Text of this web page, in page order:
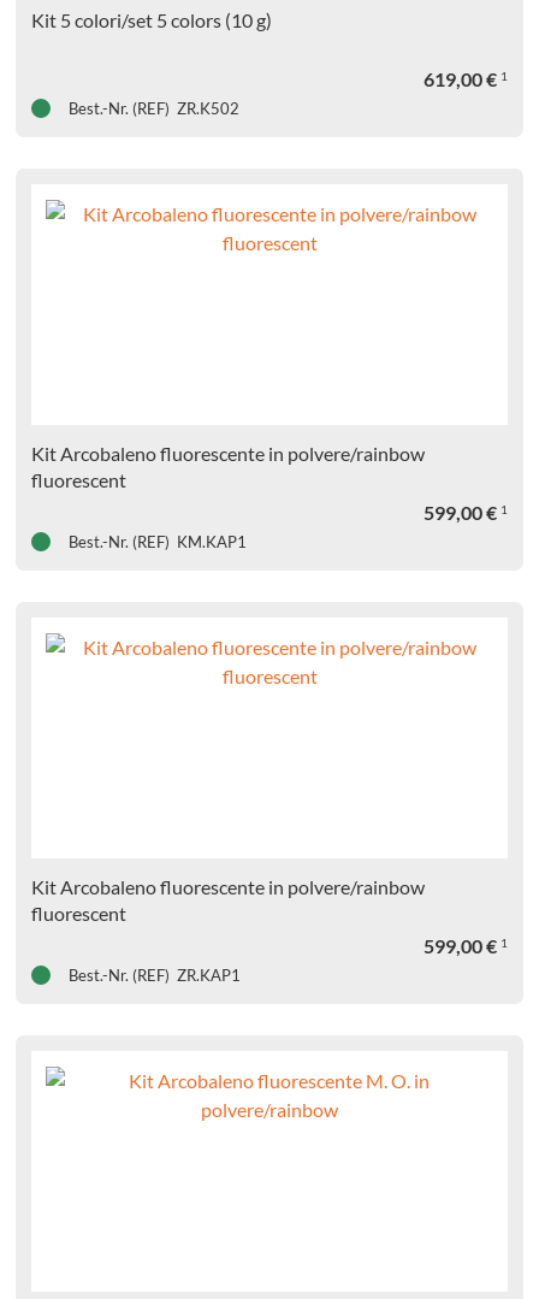
Kit 5 colori/set 5 colors (10 g)
619,00€ 1
Best.-Nr. (REF) ZR.K502
Kit Arcobaleno fluorescente in polvere/rainbow
fluorescent
599,00€ 1
Best.-Nr. (REF) KM.KAP1
Kit Arcobaleno fluorescente in polvere/rainbow
fluorescent
599,00€ 1
Best.-Nr. (REF) ZR.KAP1